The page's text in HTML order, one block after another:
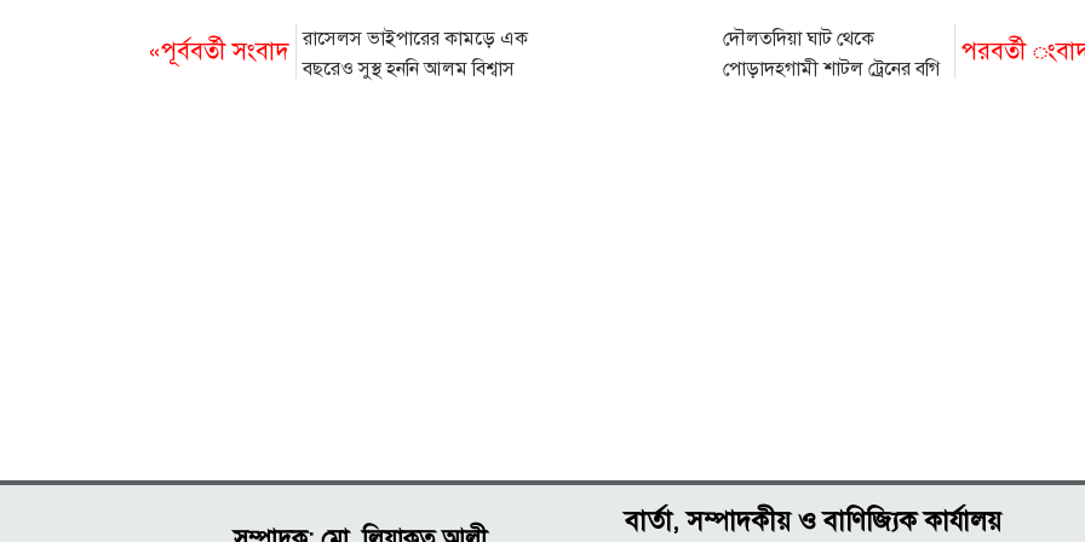
«পূর্ববর্তী সংবাদ রাসেলস ভাইপারের কামড়ে এক
বছরেও সুস্থ হননি আলম বিশ্বাস
পরবর্তী
দৌলতদিয়া ঘাট থেকে
পোড়াদহগামী শাটল ট্রেনের বগি
বার্তা, সম্পাদকীয় ও বাণিজ্যিক কার্যালয়